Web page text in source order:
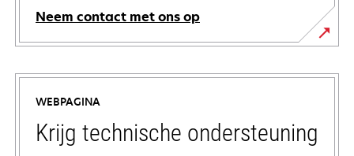
Neem contact met ons op
WEBPAGINA
Krijg technische ondersteuning